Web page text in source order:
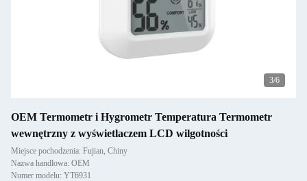
4/6
OEM Termometr i Hygrometr Temperatura Termometr
wewnętrzny z wyświetlaczem LCD wilgotności
Miejsce pochodzenia: Fujian, Chiny
Nazwa handlowa: OEM
Numer modelu: YT6931